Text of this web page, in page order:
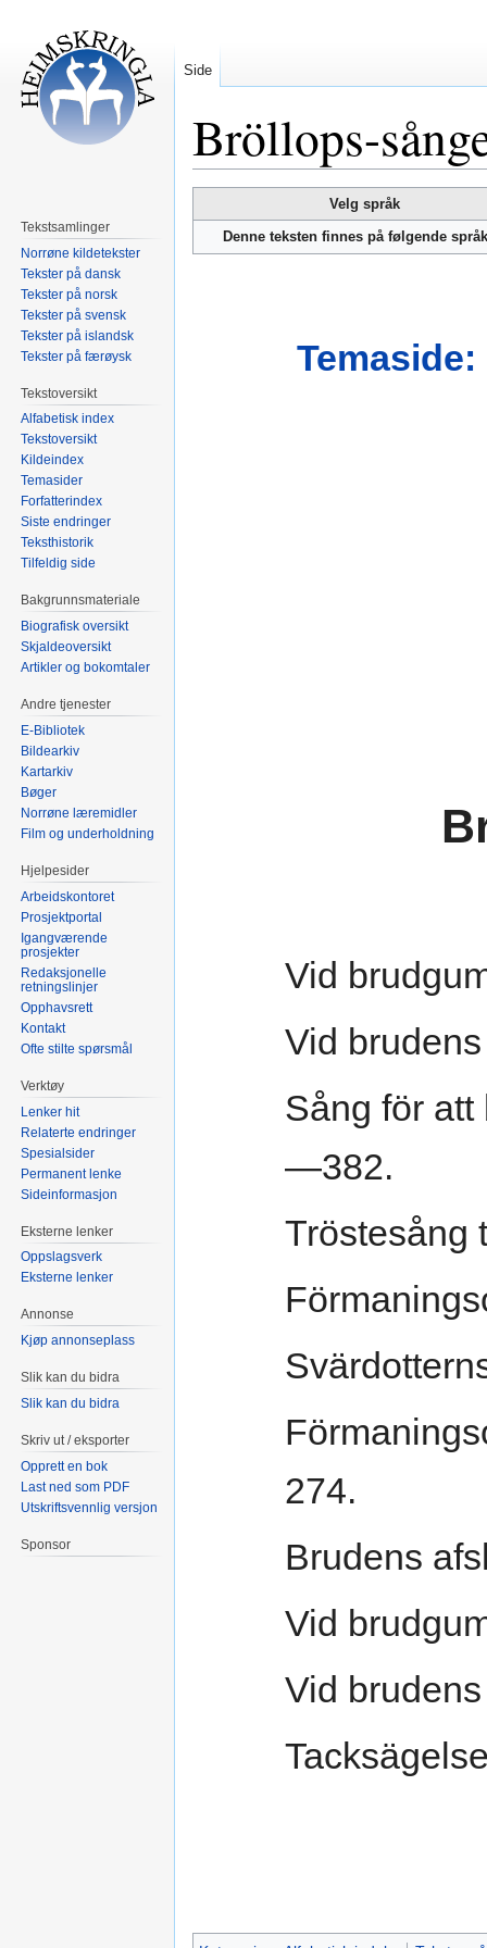
Bröllops-
til
navigering
til
Velg språk
Denne teksten finnes på følgende
Vid
Vid
Sång för
—382.
Tröstesång
274.
Brudens
Vid
Vid
Side
Tekstsamlinger
Norrøne kildetekster
Tekster på dansk
Tekster på norsk
Tekster på svensk
Tekster på islandsk
Tekster på færøysk
Tekstoversikt
Alfabetisk index
Tekstoversikt
Kildeindex
Temasider
Forfatterindex
Siste endringer
Teksthistorik
Tilfeldig side
Bakgrunnsmateriale
Biografisk oversikt
Skjaldeoversikt
Artikler og bokomtaler
Andre tjenester
E-Bibliotek
Bildearkiv
Kartarkiv
Bøger
Norrøne læremidler
Film og underholdning
Hjelpesider
Arbeidskontoret
Prosjektportal
Igangværende
prosjekter
Redaksjonelle
retningslinjer
Opphavsrett
Kontakt
Ofte stilte spørsmål
Verktøy
Lenker hit
Relaterte endringer
Spesialsider
Permanent lenke
Sideinformasjon
Eksterne lenker
Oppslagsverk
Eksterne lenker
Annonse
Kjøp annonseplass
Slik kan du bidra
Slik kan du bidra
Skriv ut / eksporter
Opprett en bok
Last ned som PDF
Utskriftsvennlig versjon
Sponsor